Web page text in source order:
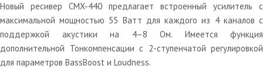
Новый ресивер CMX-440 предлагает встроенный усилитель с
максимальной мощностью 55 Ватт для каждого из 4 каналов с
поддержкой акустики на 4–8 Ом. Имеется функция
дополнительной Тонкомпенсации с 2-ступенчатой регулировкой
для параметров BassBoost и Loudness.